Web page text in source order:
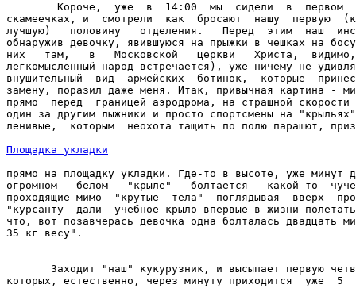
Короче,  уже  в  14:00  мы  сидели  в  первом
скамеечках, и  смотрели  как  бросают  нашу  первую
лучшую)   половину   отделения.   Перед  этим  наш
обнаружив девочку, явившуюся на прыжки в чешках на
них   там,   в   Московской   церкви   Христа,  видимо,
легкомысленный народ встречается), уже ничему не
внушительный  вид  армейских  ботинок,  которые
замену, поразил даже меня. Итак, привычная картина -
прямо  перед  границей аэродрома, на страшной скорости
один за другим лыжники и просто спортсмены на
ленивые,  которым  неохота тащить по полю парашют,
Площадка укладки
прямо на площадку укладки. Где-то в высоте, уже минут
огромном   белом   "крыле"   болтается   какой-то
проходящие мимо  "крутые  тела"  поглядывая  вверх
"курсанту  дали  учебное крыло впервые в жизни
что, вот позавчерась девочка одна болталась двадцать
35 кг весу".
Заходит "наш" кукурузник, и высыпает первую
которых, естественно, через минуту приходится  уже  5